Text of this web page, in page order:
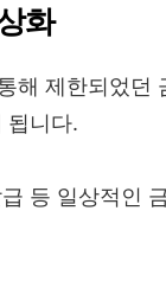
화
해 제한되었던
됩니다.
등 일상적인